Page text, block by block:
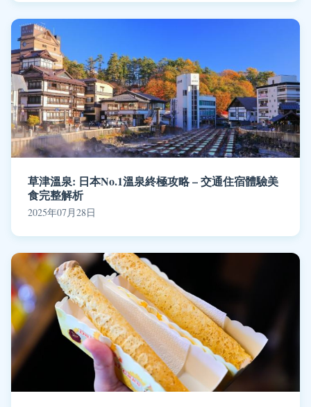
草津溫泉: 日本No.1溫泉終極攻略 – 交通住宿體驗美
食完整解析
2025年07月28日